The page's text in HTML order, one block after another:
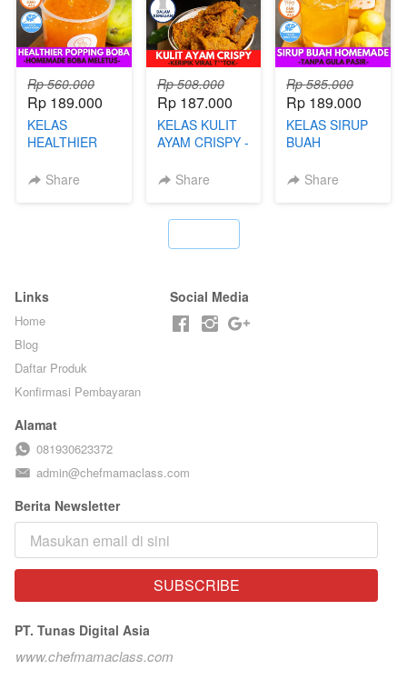
Rp 560.000
Rp 189.000
KELAS
HEALTHIER
BOBA -
Share
Rp 508.000
Rp 187.000
KELAS KULIT
AYAM CRISPY -
T**TOK - BY
Share
Rp 585.000
Rp 189.000
KELAS SIRUP
BUAH
TANPA GULA
Share
Links
Home
Blog
Daftar Produk
Konfirmasi Pembayaran
Social Media
Alamat
081930623372
admin@chefmamaclass.com
Berita Newsletter
`
SUBSCRIBE
PT. Tunas Digital Asia
www.chefmamaclass.com